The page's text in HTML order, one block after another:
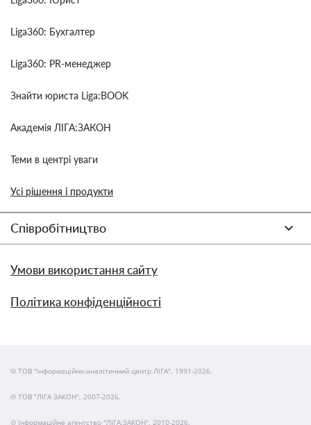
Liga360: Бухгалтер
Liga360: PR-менеджер
Знайти юриста Liga:BOOK
Академія ЛІГА:ЗАКОН
Теми в центрі уваги
Усі рішення і продукти
Співробітництво
Умови використання сайту
Політика конфіденційності
© ТОВ "інформаційно-аналітичний центр ЛІГА", 1991-2026.
© ТОВ "ЛІГА ЗАКОН", 2007-2026.
© Інформаційне агентство "ЛІГА:ЗАКОН", 2010-2026.